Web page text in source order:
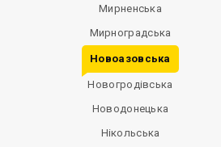
Мирненська
Мирноградська
Новоазовська
Новогродівська
Новодонецька
Нікольська